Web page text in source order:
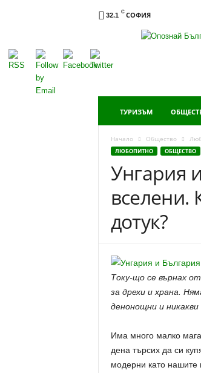
32.1 C СОФИЯ
ТУРИЗЪМ
Начало Общество
ЛЮБОПИТНО ОБЩЕСТВО
Унгария
вселени.
дотук?
Току-що се върнах от
за дрехи и храна.
денонощни и никакви
Има много малко
дена търсих да си
модерни като нашите